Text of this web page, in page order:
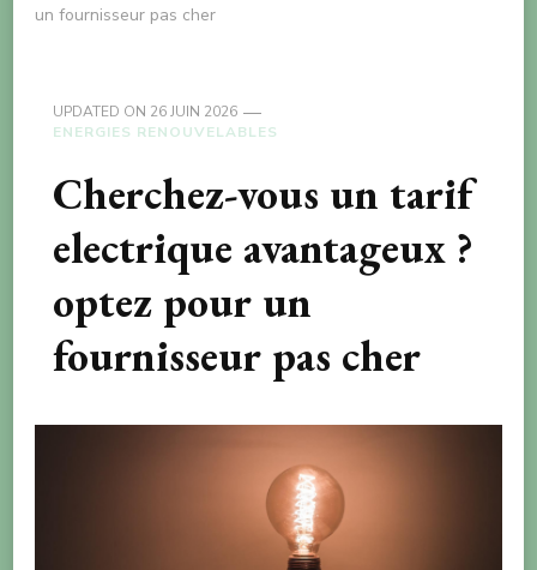
un fournisseur pas cher
UPDATED ON 26 JUIN 2026
ENERGIES RENOUVELABLES
Cherchez-vous un tarif
electrique avantageux ?
optez pour un
fournisseur pas cher